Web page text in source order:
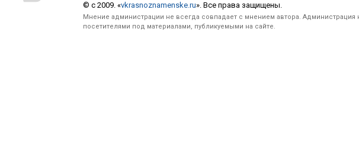
© c 2009. «vkrasnoznamenske.ru». Все права защищены.
Мнение администрации не всегда совпадает с мнением автора.
посетителями под материалами, публикуемыми на сайте.